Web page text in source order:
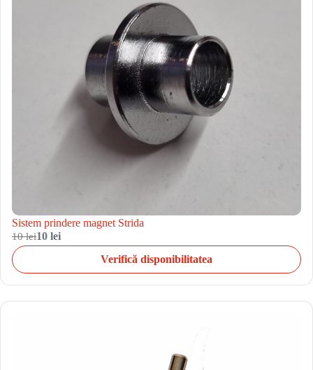
Sistem prindere magnet Strida
10 lei10 lei
Verifică disponibilitatea